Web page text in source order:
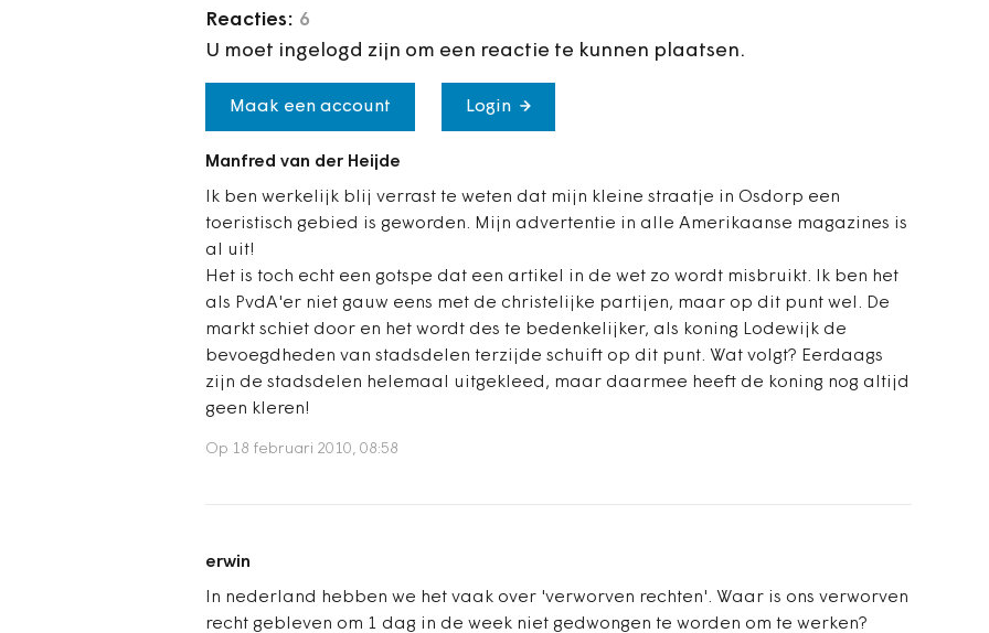
Reacties: 6
U moet ingelogd zijn om een reactie te kunnen plaatsen.
Maak een account Login
Manfred van der Heijde
Ik ben werkelijk blij verrast te weten dat mijn kleine straatje in Osdorp een
toeristisch gebied is geworden. Mijn advertentie in alle Amerikaanse magazines is
al uit!
Het is toch echt een gotspe dat een artikel in de wet zo wordt misbruikt. Ik ben het
als PvdA'er niet gauw eens met de christelijke partijen, maar op dit punt wel. De
markt schiet door en het wordt des te bedenkelijker, als koning Lodewijk de
bevoegdheden van stadsdelen terzijde schuift op dit punt. Wat volgt? Eerdaags
zijn de stadsdelen helemaal uitgekleed, maar daarmee heeft de koning nog altijd
geen kleren!
Op 18 februari 2010, 08:58
erwin
In nederland hebben we het vaak over 'verworven rechten'. Waar is ons verworven
recht gebleven om 1 dag in de week niet gedwongen te worden om te werken?